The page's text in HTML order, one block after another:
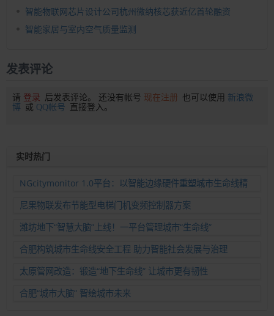
智能物联网芯片设计公司杭州微纳核芯获近亿首轮融资
智能家居与室内空气质量监测
发表评论
请 登录 后发表评论。 还没有帐号 现在注册 也可以使用 新浪微
博 或 QQ帐号 直接登入。
实时热门
NGcitymonitor 1.0平台：以智能边缘硬件重塑城市生命线精
尼果物联发布节能型电梯门机变频控制器方案
潍坊地下“智慧大脑”上线！一平台管理城市“生命线”
合肥构筑城市生命线安全工程 助力智能社会发展与治理
太原管网改造：锻造“地下生命线” 让城市更有韧性
合肥“城市大脑” 智绘城市未来